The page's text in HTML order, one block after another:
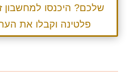
שלכם? היכנסו למחשבון
פלטינה וקבלו את